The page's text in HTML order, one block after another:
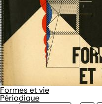
Formes et vie
Périodique